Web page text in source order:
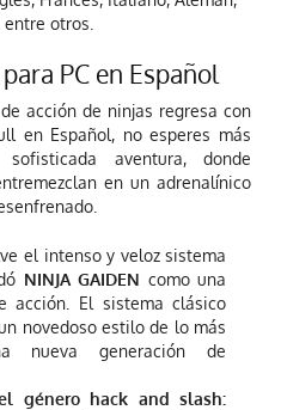
entre otros.
PC en Español
acción de ninjas regresa con
en Español, no esperes más
aventura, donde
en un adrenalínico
el intenso y veloz sistema
NINJA GAIDEN como una
acción. El sistema clásico
novedoso estilo de lo más
nueva generación de
género hack and slash: